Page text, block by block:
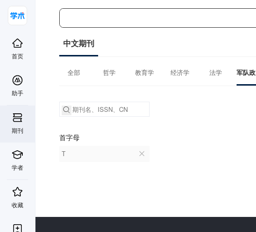
首页
助手
期刊
学者
收藏
中文期刊
全部 哲学 教育学 经济学 法学
首字母
T